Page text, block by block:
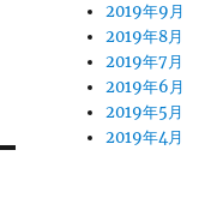
2019年9月
2019年8月
2019年7月
2019年6月
2019年5月
2019年4月